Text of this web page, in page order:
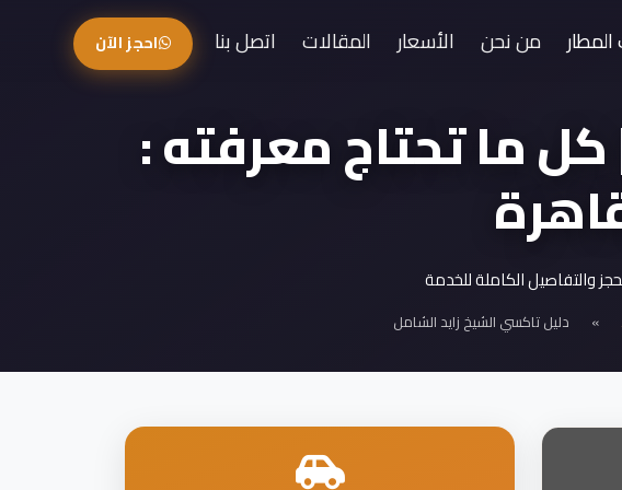
من نحن الأسعار المقالات اتصل بنا احجز الآن
ما تحتاج معرفته :
والتفاصيل الكاملة للخدمة
» دليل تاكسي الشيخ زايد الشامل